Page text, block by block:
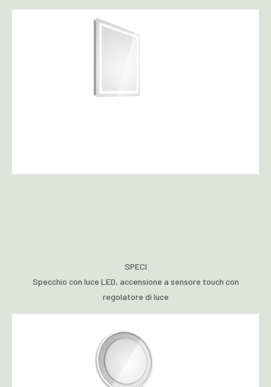
SPECI
Specchio con luce LED, accensione a sensore touch con
regolatore di luce